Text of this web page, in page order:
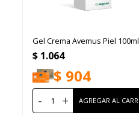
Gel Crema Avemus Piel 100ml
$ 1.064
$ 904
- +